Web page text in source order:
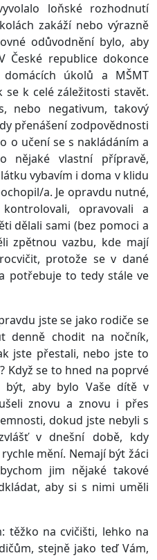
loňské rozhodnutí
zakáží nebo výrazně
odůvodnění bylo, aby
České republice dokonce
úkolů a MŠMT
k celé záležitosti stavět.
nebo negativum, takový
přenášení zodpovědnosti
o učení se s nakládáním a
nějaké vlastní přípravě,
vybavím i doma v klidu
a. Je opravdu nutné,
opravovali a
dělali sami (bez pomoci a
zpětnou vazbu, kde mají
protože se v dané
potřebuje to tedy stále ve
jste se jako rodiče se
denně chodit na nočník,
jste přestali, nebo jste to
Když se to hned na poprvé
být, aby bylo Vaše dítě v
znovu a znovu i přes
dokud jste nebyli s
v dnešní době, kdy
mění. Nemají být žáci
jim nějaké takové
aby si s nimi uměli
těžko na cvičišti, lehko na
stejně jako teď Vám,